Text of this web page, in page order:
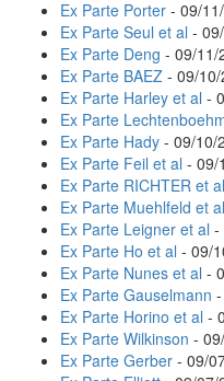
Ex Parte Porter - 09/
Ex Parte Seul et al -
Ex Parte Deng - 09/11/
Ex Parte BAEZ - 09/
Ex Parte Harley et al -
Ex Parte
Ex Parte Hady - 09/10/
Ex Parte Feil et al - 09/
Ex Parte RICHTER et al
Ex Parte Muehlfeld et al
Ex Parte Leigner et al -
Ex Parte Ho et al - 09/
Ex Parte Nunes et al -
Ex Parte Gauselmann
Ex Parte Horino et al -
Ex Parte Wilkinson -
Ex Parte Gerber - 09/